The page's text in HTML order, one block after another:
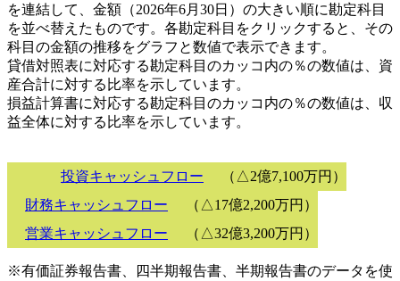
を連結して、金額（2026年6月30日）の大きい順に勘定科目
を並べ替えたものです。各勘定科目をクリックすると、その
科目の金額の推移をグラフと数値で表示できます。
貸借対照表に対応する勘定科目のカッコ内の％の数値は、資
産合計に対する比率を示しています。
損益計算書に対応する勘定科目のカッコ内の％の数値は、収
益全体に対する比率を示しています。
投資キャッシュフロー
（△2億7,100万円）
財務キャッシュフロー
（△17億2,200万円）
営業キャッシュフロー
（△32億3,200万円）
※有価証券報告書、四半期報告書、半期報告書のデータを使